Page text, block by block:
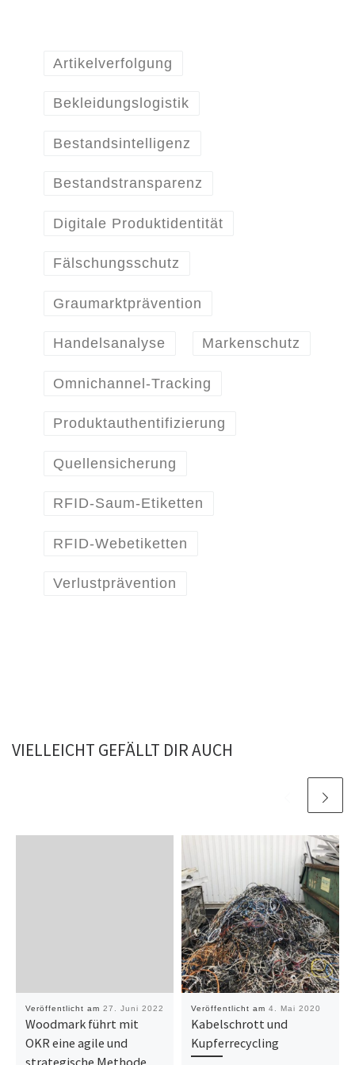
Artikelverfolgung
Bekleidungslogistik
Bestandsintelligenz
Bestandstransparenz
Digitale Produktidentität
Fälschungsschutz
Graumarktprävention
Handelsanalyse Markenschutz
Omnichannel-Tracking
Produktauthentifizierung
Quellensicherung
RFID-Saum-Etiketten
RFID-Webetiketten
Verlustprävention
VIELLEICHT GEFÄLLT DIR AUCH
Veröffentlicht am 27. Juni 2022
Woodmark führt mit
OKR eine agile und
strategische Methode
Veröffentlicht am 4. Mai 2020
Kabelschrott und
Kupferrecycling